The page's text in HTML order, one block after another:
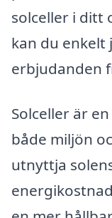
solceller i ditt
kan du enkelt
erbjudanden
Solceller är
både miljön
utnyttja